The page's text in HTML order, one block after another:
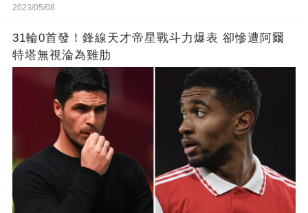
2023/05/08
31輪0首發！鋒線天才帝星戰斗力爆表 卻慘遭阿爾
特塔無視淪為雞肋